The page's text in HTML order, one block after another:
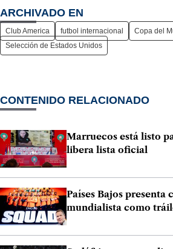
ARCHIVADO EN
Club America futbol internacional
Copa del
Selección de Estados Unidos
CONTENIDO RELACIONADO
Marruecos está listo
libera lista oficial
Países Bajos presenta
mundialista como